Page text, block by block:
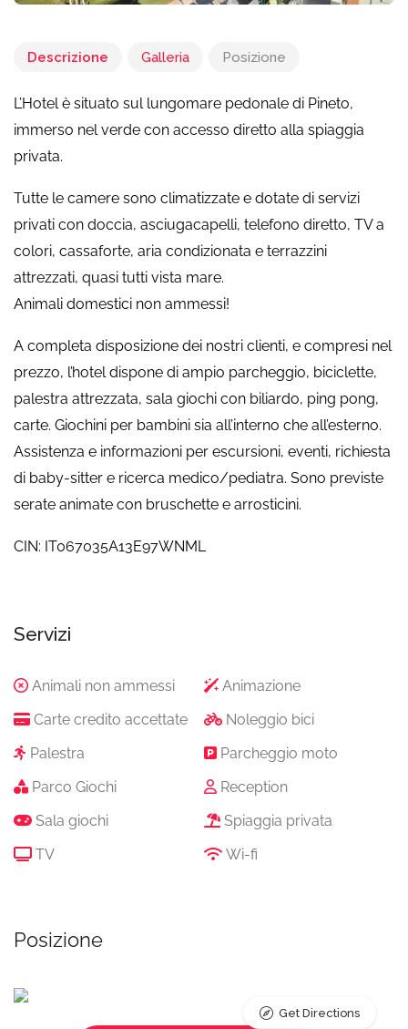
Descrizione Galleria Posizione
L’Hotel è situato sul lungomare pedonale di Pineto,
immerso nel verde con accesso diretto alla spiaggia
privata.
Tutte le camere sono climatizzate e dotate di servizi
privati con doccia, asciugacapelli, telefono diretto, TV a
colori, cassaforte, aria condizionata e terrazzini
attrezzati, quasi tutti vista mare.
Animali domestici non ammessi!
A completa disposizione dei nostri clienti, e compresi nel
prezzo, l’hotel dispone di ampio parcheggio, biciclette,
palestra attrezzata, sala giochi con biliardo, ping pong,
carte. Giochini per bambini sia all’interno che all’esterno.
Assistenza e informazioni per escursioni, eventi, richiesta
di baby-sitter e ricerca medico/pediatra. Sono previste
serate animate con bruschette e arrosticini.
CIN: IT067035A13E97WNML
Servizi
Animali non ammessi
Animazione
Carte credito accettate
Noleggio bici
Palestra
Parcheggio moto
Parco Giochi
Reception
Sala giochi
Spiaggia privata
TV
Wi-fi
Posizione
Get Directions